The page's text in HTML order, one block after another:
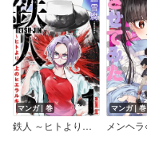
マンガ｜巻
鉄人 ～ヒトより上のヒエラルキー～
マンガ｜巻